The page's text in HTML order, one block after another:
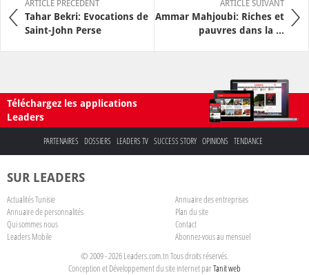
ARTICLE PRÉCÉDENT
Tahar Bekri: Evocations de
Saint-John Perse
ARTICLE SUIVANT
Ammar Mahjoubi: Riches et
pauvres dans la ...
Téléchargez les applications
Leaders
PARTENAIRES DOSSIERS LEADERS TV SUCCESS STORY OPINIONS TENDANCE
SUR LEADERS
Actualités Tunisie
Annuaire des entreprises
Annuaire de personnalités
Plan du site
Qui sommes nous
Contact
Leaders Mobile
Abonnez-vous au mensuel
© 2009 - 2026 Leaders.com.tn Tous droits réservés.
Conception et Développement du site internet parTanit web